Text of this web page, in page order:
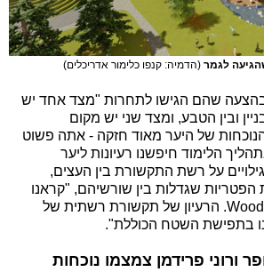
לגמר (הדמיה: קנפו כלימור אדריכלים)
שהם הגישו לתחרות "מצד אחד יש
ובין הטבע, ומצד שני יש מקום
הנוכחות של היער מאוד חזקה - אתה פשוט
הלימוד חיפשנו רעיונות ליער
על רשת התקשורת בין העצים,
שגדלות בין שורשיהם, "קראנו
לפרויקט Wood Wide Web. הרעיון של תקשורת רשתית של
בתפישת השטח הכוללת".
ורוני פרידמן צמצמו נוכחות